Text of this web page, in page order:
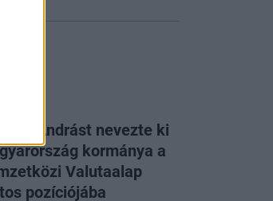
Andrást nevezte ki
kormánya a
Valutaalap
pozíciójába